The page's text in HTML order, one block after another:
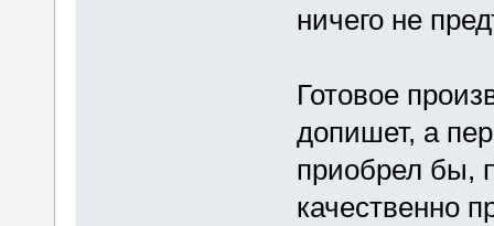
ничего не
Готовое
допишет, а
приобрел бы,
качественно